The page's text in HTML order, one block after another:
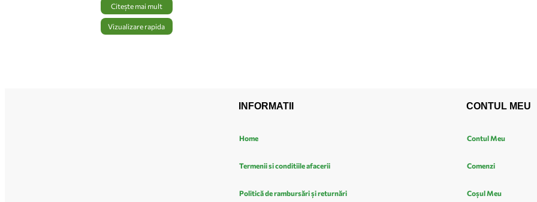
Citește mai mult
Vizualizare rapida
INFORMATII
Home
Termenii si conditiile afacerii
Politică de rambursări și returnări
CONTUL MEU
Contul Meu
Comenzi
Coșul Meu